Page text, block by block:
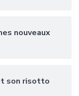
nouveaux
son risotto